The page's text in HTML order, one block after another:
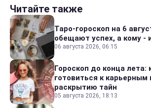
Читайте также
Таро-гороскоп на 6
обещают успех, а кому -
06 августа 2026, 06:15
Гороскоп до конца лета:
готовиться к карьерным
раскрытию тайн
05 августа 2026, 18:13